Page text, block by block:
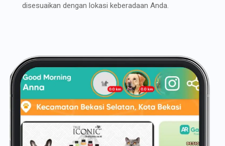
disesuaikan dengan lokasi keberadaan Anda.